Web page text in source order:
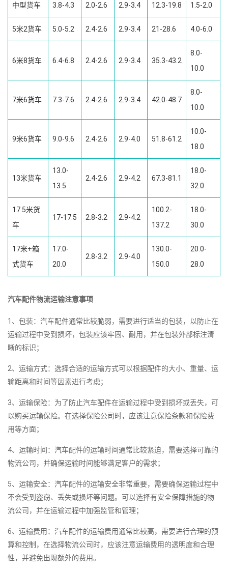
中型货车 3.8-4.3 2.0-2.6 2.9-3.4 12.3-19.8 1.5-2.0
5米2货车 5.0-5.2 2.4-2.6 2.9-3.4 21-28.6 4.0-6.0
6米8货车 6.4-6.8 2.4-2.6 2.9-3.4 35.3-43.2
8.0-
10.0
7米6货车 7.3-7.6 2.4-2.6 2.9-3.4 42.0-48.7
8.0-
10.0
9米6货车 9.0-9.6 2.4-2.6 2.9-4.0 51.8-61.2
10.0-
18.0
13米货车
13.0-
13.5
2.4-2.6 2.9-4.2 67.3-81.1
18.0-
32.0
17.5米货
车
17-17.5 2.8-3.2 2.9-4.2
100.2-
137.2
18.0-
30.0
17米+箱
式货车
17.0-
20.0
2.8-3.2 2.9-4.0
130.0-
150.0
20.0-
28.0
汽车配件物流运输注意事项
1、包装：汽车配件通常比较脆弱，需要进行适当的包装，以防止在
运输过程中受到损坏，包装应该牢固、耐用，并在包装外部标注清
晰的标识；
2、运输方式：选择合适的运输方式可以根据配件的大小、重量、运
输距离和时间等因素进行考虑；
3、运输保险：为了防止汽车配件在运输过程中受到损坏或丢失，可
以购买运输保险。在选择保险公司时，应该注意保险条款和保险费
用等方面；
4、运输时间：汽车配件的运输时间通常比较紧迫，需要选择可靠的
物流公司，并确保运输时间能够满足客户的需求；
5、运输安全：汽车配件的运输安全非常重要，需要确保运输过程中
不会受到盗窃、丢失或损坏等问题。可以选择有安全保障措施的物
流公司，并在运输过程中加强监管和管理；
6、运输费用：汽车配件的运输费用通常比较高，需要进行合理的预
算和控制，在选择物流公司时，应该注意运输费用的透明度和合理
性，并避免出现额外的费用。